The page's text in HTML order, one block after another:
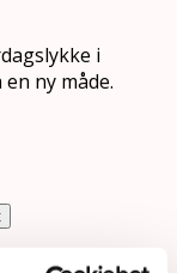
i
ny måde.